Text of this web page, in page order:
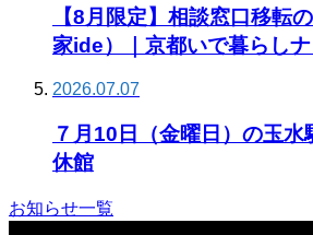
【8月限定】相談窓口移転
家ide）｜京都いで暮らし
2026.07.07
７月10日（金曜日）の玉
休館
お知らせ一覧